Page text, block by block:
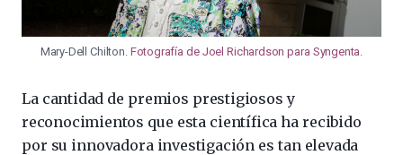
Mary-Dell Chilton. Fotografía de Joel Richardson para Syngenta
La cantidad de premios prestigiosos y
reconocimientos que esta científica ha recibido
por su innovadora investigación es tan elevada